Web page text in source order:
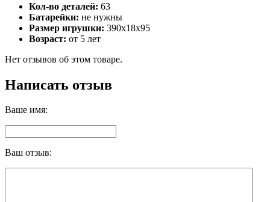
Кол-во деталей: 63
Батарейки: не нужны
Размер игрушки: 390x18x95
Возраст: от 5 лет
Нет отзывов об этом товаре.
Написать отзыв
Ваше имя:
Ваш отзыв: